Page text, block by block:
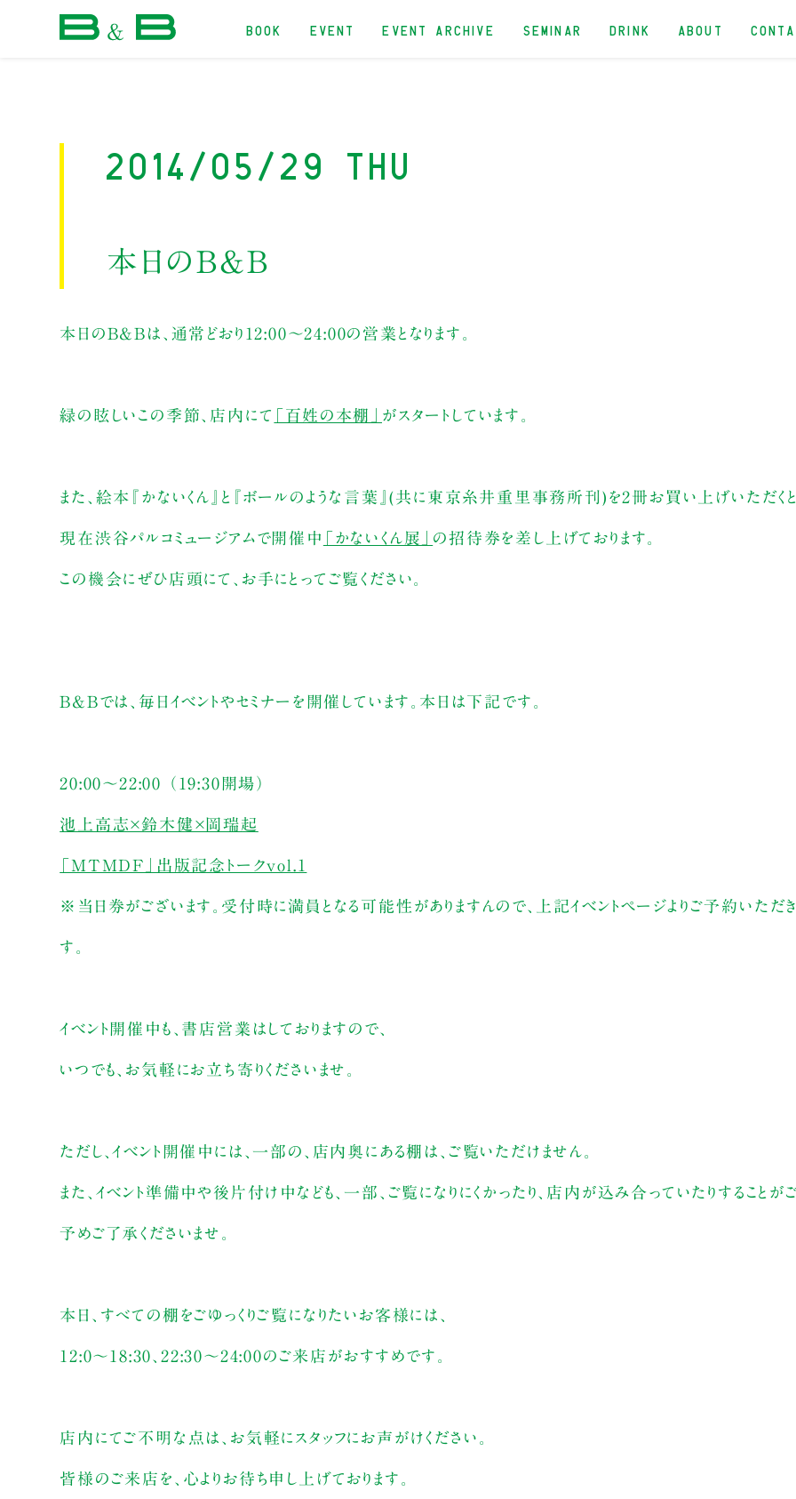
BOOK EVENT EVENT ARCHIVE SEMINAR DRINK ABOUT
2014/05/29 Thu
本日のB&B
本日のB&Bは、通常どおり12:00～24:00の営業となります。
緑の眩しいこの季節、店内にて 「百姓の本棚」 がスタートしています。
また、絵本『かないくん』と『ボールのような言葉』(共に東京糸井重里事務所刊)を2冊お買い上げいただくと
現在渋谷パルコミュージアムで開催中 「かないくん展」 の招待券を差し上げております。
この機会にぜひ店頭にて、お手にとってご覧ください。
B&Bでは、毎日イベントやセミナーを開催しています。本日は下記です。
20:00～22:00 （19:30開場）
池上高志×鈴木健×岡瑞起
「MTMDF」出版記念トークvol.1
※当日券がございます。受付時に満員となる可能性がありますんので、上記イベントページよりご予約いただ
す。
イベント開催中も、書店営業はしておりますので、
いつでも、お気軽にお立ち寄りくださいませ。
ただし、イベント開催中には、一部の、店内奥にある棚は、ご覧いただけません。
また、イベント準備中や後片付け中なども、一部、ご覧になりにくかったり、店内が込み合っていたりすることがご
予めご了承くださいませ。
本日、すべての棚をごゆっくりご覧になりたいお客様には、
12:0～18:30、22:30～24:00のご来店がおすすめです。
店内にてご不明な点は、お気軽にスタッフにお声がけください。
皆様のご来店を、心よりお待ち申し上げております。